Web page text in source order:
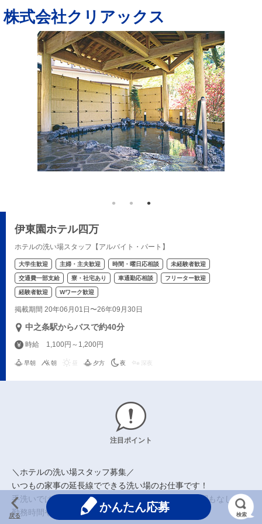
株式会社クリアックス
伊東園ホテル四万
ホテルの洗い場スタッフ【アルバイト・パート】
大学生歓迎 主婦・主夫歓迎 時間・曜日応相談 未経験者歓迎
交通費一部支給 寮・社宅あり 車通勤応相談 フリーター歓迎
経験者歓迎 Wワーク歓迎
掲載期間 20年06月01日〜26年09月30日
中之条駅からバスで約40分
時給 1,100円～1,200円
早朝 朝 夕方 夜 深夜
注目ポイント
＼ホテルの洗い場スタッフ募集／
いつもの家事の延長線でできる洗い場のお仕事です！
手洗いではなく食洗器を使用するので、手荒れの心配もなし！
勤務時間や日数も柔軟に対応できますよ♪
戻る
かんたん応募
検索